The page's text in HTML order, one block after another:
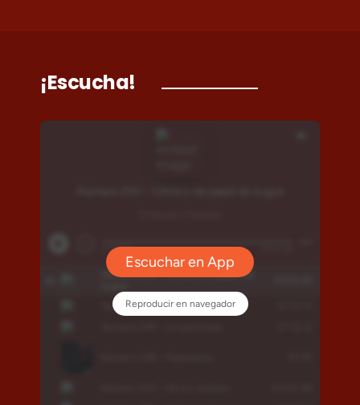
¡Escucha!